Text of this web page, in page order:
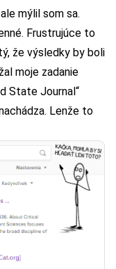
mýlil som sa.
Frustrujúce to
že výsledky by boli
moje zadanie
State Journal“
Lenže to